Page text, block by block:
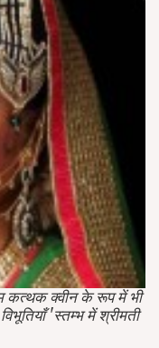
कत्थक क्वीन के रूप में भी
'स्तम्भ में श्रीमती